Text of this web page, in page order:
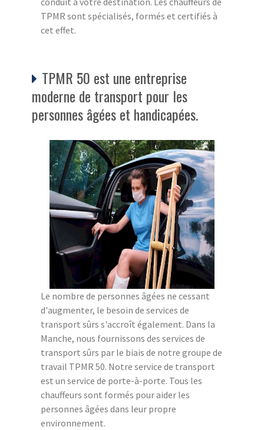
TPMR sont spécialisés, formés et certifiés à
cet effet.
TPMR 50 est une entreprise
moderne de transport pour les
personnes âgées et handicapées.
Le nombre de personnes âgées ne cessant
d'augmenter, le besoin de services de
transport sûrs s'accroît également. Dans la
Manche, nous fournissons des services de
transport sûrs par le biais de notre groupe de
travail TPMR 50. Notre service de transport
est un service de porte-à-porte. Tous les
chauffeurs sont formés pour aider les
personnes âgées dans leur propre
environnement.